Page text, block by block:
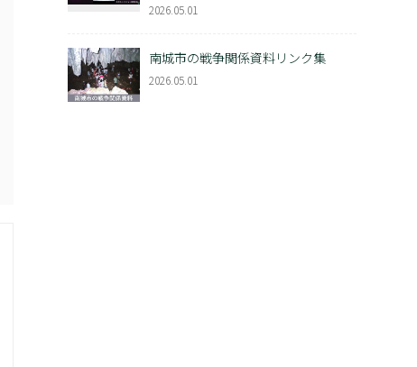
2026.05.01
南城市の戦争関係資料リンク集
2026.05.01